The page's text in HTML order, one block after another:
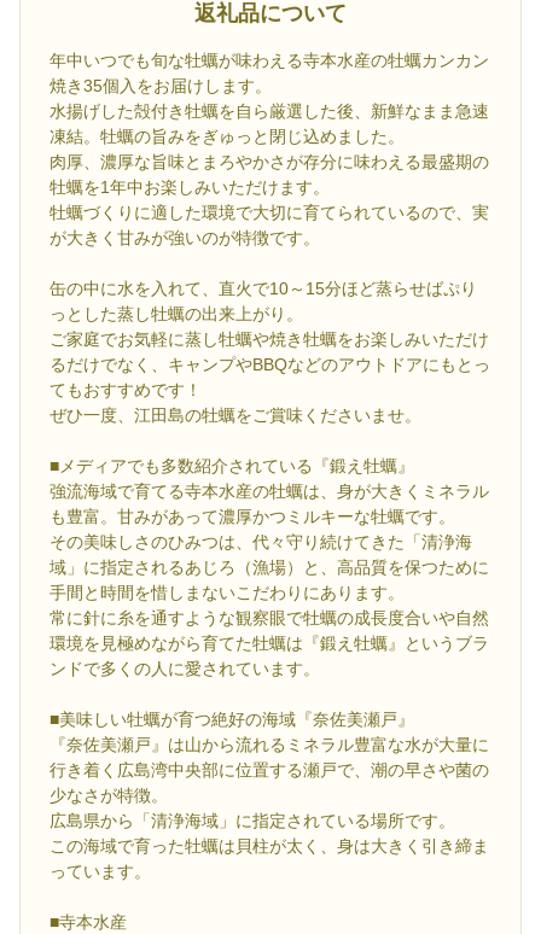
返礼品について
年中いつでも旬な牡蠣が味わえる寺本水産の牡蠣カンカン
焼き35個入をお届けします。
水揚げした殻付き牡蠣を自ら厳選した後、新鮮なまま急速
凍結。牡蠣の旨みをぎゅっと閉じ込めました。
肉厚、濃厚な旨味とまろやかさが存分に味わえる最盛期の
牡蠣を1年中お楽しみいただけます。
牡蠣づくりに適した環境で大切に育てられているので、実
が大きく甘みが強いのが特徴です。
缶の中に水を入れて、直火で10～15分ほど蒸らせばぷり
っとした蒸し牡蠣の出来上がり。
ご家庭でお気軽に蒸し牡蠣や焼き牡蠣をお楽しみいただけ
るだけでなく、キャンプやBBQなどのアウトドアにもとっ
てもおすすめです！
ぜひ一度、江田島の牡蠣をご賞味くださいませ。
■メディアでも多数紹介されている『鍛え牡蠣』
強流海域で育てる寺本水産の牡蠣は、身が大きくミネラル
も豊富。甘みがあって濃厚かつミルキーな牡蠣です。
その美味しさのひみつは、代々守り続けてきた「清浄海
域」に指定されるあじろ（漁場）と、高品質を保つために
手間と時間を惜しまないこだわりにあります。
常に針に糸を通すような観察眼で牡蠣の成長度合いや自然
環境を見極めながら育てた牡蠣は『鍛え牡蠣』というブラ
ンドで多くの人に愛されています。
■美味しい牡蠣が育つ絶好の海域『奈佐美瀬戸』
『奈佐美瀬戸』は山から流れるミネラル豊富な水が大量に
行き着く広島湾中央部に位置する瀬戸で、潮の早さや菌の
少なさが特徴。
広島県から「清浄海域」に指定されている場所です。
この海域で育った牡蠣は貝柱が太く、身は大きく引き締ま
っています。
■寺本水産